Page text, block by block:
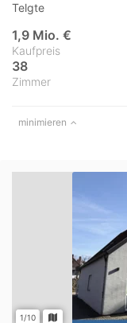
Telgte
Kaufpreis
1,9 Mio. €
Zimmer
38
minimieren
1/10